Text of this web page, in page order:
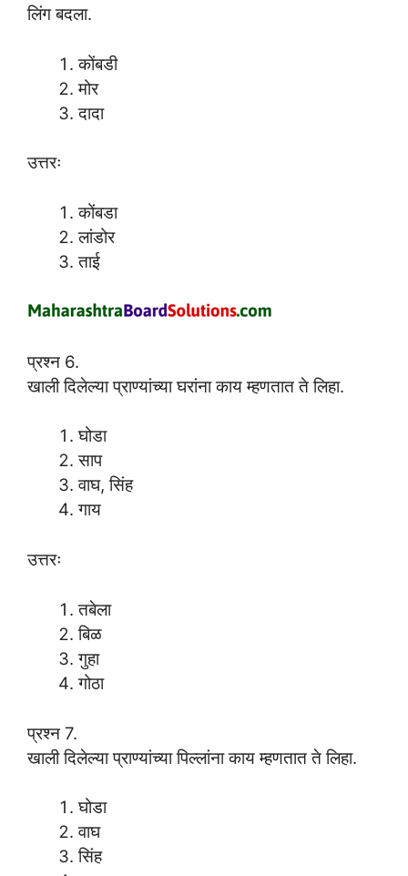
लिंग बदला.
कोंबडी
मोर
दादा
उत्तरः
कोंबडा
लांडोर
ताई
प्रश्न 6.
खाली दिलेल्या प्राण्यांच्या घरांना काय म्हणतात ते लिहा.
घोडा
साप
वाघ, सिंह
गाय
उत्तरः
तबेला
बिळ
गुहा
गोठा
प्रश्न 7.
खाली दिलेल्या प्राण्यांच्या पिल्लांना काय म्हणतात ते लिहा.
घोडा
वाघ
सिंह